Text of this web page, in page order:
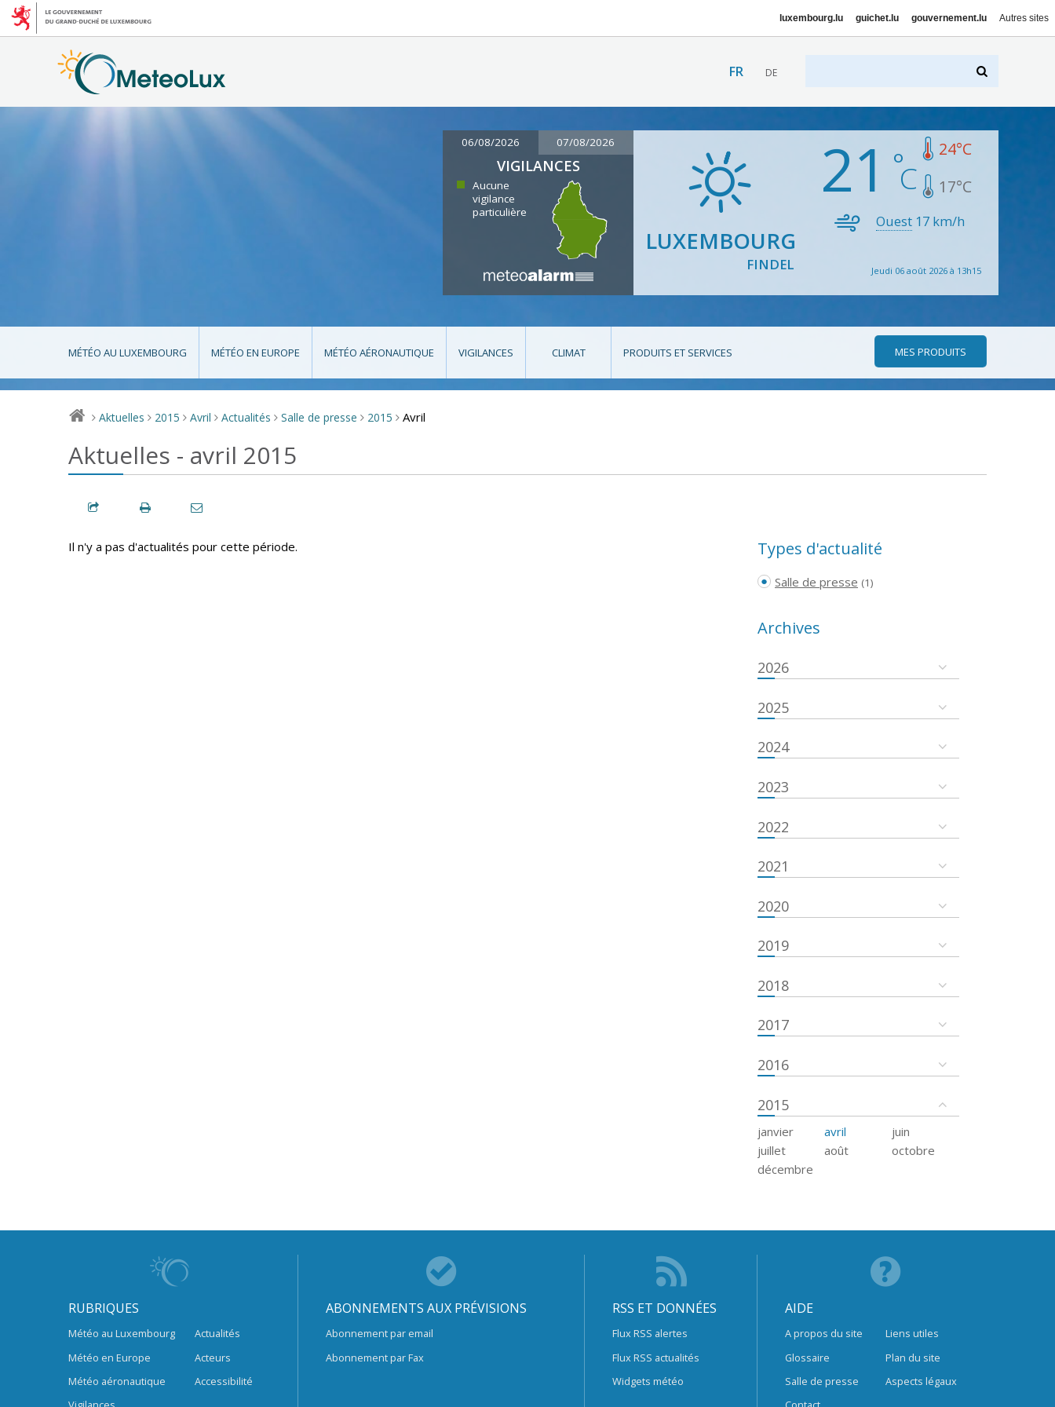
luxembourg.lu guichet.lu gouvernement.lu Autres sites
FR DE
06/08/2026 07/08/2026
VIGILANCES
Aucune
vigilance
particulière
LUXEMBOURG
FINDEL
21 24°C
17°C
Ouest 17 km/h
Jeudi 06 août 2026 à 13h15
MÉTÉO AU LUXEMBOURG MÉTÉO EN EUROPE MÉTÉO AÉRONAUTIQUE VIGILANCES CLIMAT PRODUITS ET SERVICES MES PRODUITS
> Aktuelles > 2015 > Avril > Actualités > Salle de presse > 2015 > Avril
Aktuelles - avril 2015
Il n'y a pas d'actualités pour cette période. Types d'actualité
Salle de presse (1)
Archives
2026
2025
2024
2023
2022
2021
2020
2019
2018
2017
2016
2015
janvier avril
juin
juillet
août
octobre
décembre
RUBRIQUES
Météo au Luxembourg
Météo en Europe
Météo aéronautique
Actualités
Acteurs
Accessibilité
ABONNEMENTS AUX PRÉVISIONS
Abonnement par email
Abonnement par Fax
RSS ET DONNÉES
Flux RSS alertes
Flux RSS actualités
Widgets météo
AIDE
A propos du site
Glossaire
Salle de presse
Liens utiles
Plan du site
Aspects légaux